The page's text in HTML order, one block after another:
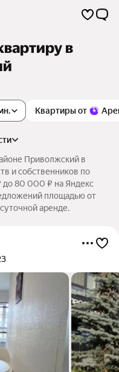
в
Квартиры от
Приволжский в
и собственников по
до 80 000 ₽ на Яндекс
площадью от
аренде.